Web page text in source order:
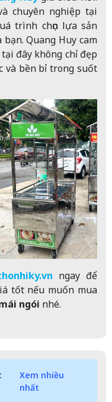
chuyên nghiệp tại
trình chọn lựa sản
Quang Huy cam
đây không chỉ đẹp
và bền bỉ trong suốt
ngay để
tốt nếu muốn mua
ngói nhé.
Xem nhiều
nhất